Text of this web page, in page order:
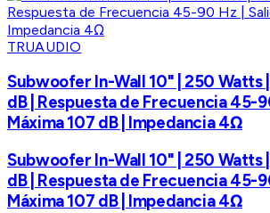
TRUAUDIO
Subwoofer In-Wall 10" | 250 Watts
dB | Respuesta de Frecuencia 45-
Máxima 107 dB | Impedancia 4Ω
Subwoofer In-Wall 10" | 250 Watts
dB | Respuesta de Frecuencia 45-
Máxima 107 dB | Impedancia 4Ω